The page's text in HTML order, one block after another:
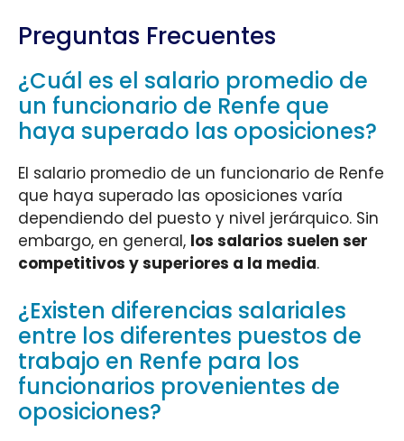
Preguntas Frecuentes
¿Cuál es el salario promedio de
un funcionario de Renfe que
haya superado las oposiciones?
El salario promedio de un funcionario de Renfe
que haya superado las oposiciones varía
dependiendo del puesto y nivel jerárquico. Sin
embargo, en general, los salarios suelen ser
competitivos y superiores a la media.
¿Existen diferencias salariales
entre los diferentes puestos de
trabajo en Renfe para los
funcionarios provenientes de
oposiciones?